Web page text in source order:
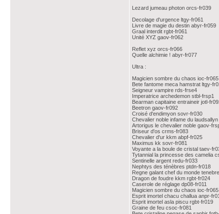
Lezard jumeau photon orcs-fr039
Decolage d'urgence ltgy-fr061
Livre de magie du destin abyr-fr059
Graal interdit rgbt-fr061
Unité XYZ gaov-fr062
Reflet xyz orcs-fr066
Quelle alchimie ! abyr-fr077
Ultra :
Magicien sombre du chaos ioc-fr065
Bete fantome meca hamstrat ltgy-
Seigneur vampire rds-frse4
Imperatrice archedemon stbl-frsp1
Bearman capitaine entraineir jotl-
Beetron gaov-fr092
Croisé d'endimyon sovr-fr030
Chevalier noble infame du
Artorigus le chevalier noble gaov-
Briseur d'os crms-fr083
Chevalier d'ur kkm abpf-fr025
Maximus kk sovr-fr081
Voyante a la boule de cristal taev-
Tytannial la princesse des camelia
Sentinelle argent redu-fr033
Nephtys des ténèbres ptdn-fr018
Regne galant chef du monde
Dragon de foudre kkm rgbt-fr024
Caserole de réglage dp08-fr011
Magicien sombre du chaos ioc-fr065
Esprit imortel chacu challua anpr-
Esprit imortel asla piscu rgbt-fr019
Graine de feu csoc-fr081